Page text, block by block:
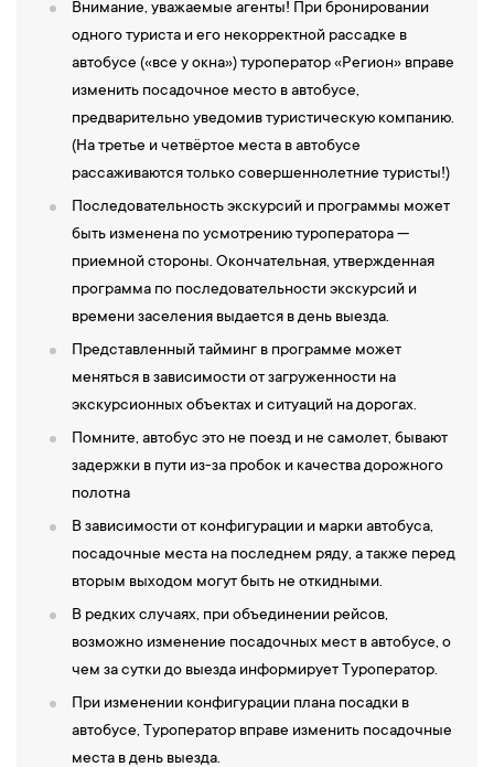
сможете увидеть уникальные архитектурные памятники и
насладиться атмосферой этого удивительного места.
Экскурсия начнётся с посещения Крепости Арк— одна из
самых мощных цитаделей Бухары, служившая резиденцией
местных правителей. Вы сможете окунуться в атмосферу
древности, посетив её дворцы, мечети и залы. Затем вы
отправитесь вМечеть Боло-Хауз(обзор снаружи) — уникальное
сооружение с великолепными резными колоннами,
отражающее архитектурное наследие города. Далее вас ждёт
Минарет и мечеть Пои-Калон— символ Бухары и один из
самых величественных архитектурных ансамблей города,
который захватывает своей высотой и красотой. После этого вы
посетите
Ханака и медресе Надира Девон-Беги
является важным культурным центром, который обязательно
восхищает своей архитектурой и историей. Далее мы увидим
Мечеть Магоки Аттори(обзор снаружи) — одна из самых
красивых мечетей, которая в прошлом служила обителью для
странствующих дервишей. Затем вы прогуляетесь вокруг
Центрального пруда Ляби Хауз— это живописное место,
окруженное многовековыми тутовыми деревьями, которое
создаёт атмосферу покоя и умиротворения. Вы посетите
знаменитую бухарскую кузницу— уникальную мастерскую, где
и по сей день кузнецы работают по старинным методам,
Внимание, уважаемые агенты! При бронировании
одного туриста и его некорректной рассадке в
автобусе («все у окна») туроператор «Регион» вправе
изменить посадочное место в автобусе,
предварительно уведомив туристическую компанию.
(На третье и четвёртое места в автобусе
рассаживаются только совершеннолетние туристы!)
Последовательность экскурсий и программы может
быть изменена по усмотрению туроператора —
приемной стороны. Окончательная, утвержденная
программа по последовательности экскурсий и
времени заселения выдается в день выезда.
Представленный тайминг в программе может
меняться в зависимости от загруженности на
экскурсионных объектах и ситуаций на дорогах.
Помните, автобус это не поезд и не самолет, бывают
задержки в пути из-за пробок и качества дорожного
полотна
В зависимости от конфигурации и марки автобуса,
посадочные места на последнем ряду, а также перед
вторым выходом могут быть не откидными.
В редких случаях, при объединении рейсов,
возможно изменение посадочных мест в автобусе, о
чем за сутки до выезда информирует Туроператор.
При изменении конфигурации плана посадки в
автобусе, Туроператор вправе изменить посадочные
места в день выезда.